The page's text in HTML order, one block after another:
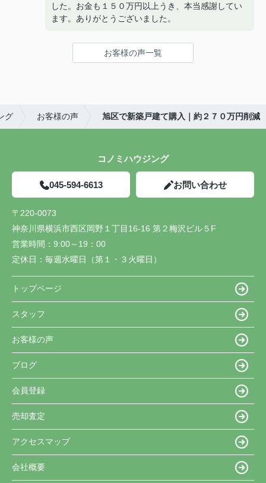
した。お金も１５０万円以上うき、本当感謝してい
ます。ありがとうございました。
お客様の声一覧
グ お客様の声 旭区で新築戸建て購入｜約２７０万円削減
コノミハウジング
045-594-6613 お問い合わせ
〒220-0073
神奈川県横浜市西区岡野１丁目16-16 第２梅沢ビル５F
営業時間： 9:00～19：00
定休日： 毎週水曜日（第１・３火曜日）
トップページ
スタッフ
お客様の声
ブログ
会員登録
売却査定
アクセスマップ
会社概要